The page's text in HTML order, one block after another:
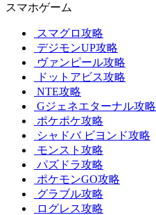
スマホゲーム
スマグロ攻略
デジモンUP攻略
ヴァンピール攻略
ドットアビス攻略
NTE攻略
Gジェネエターナル攻略
ポケポケ攻略
シャドバ ビヨンド攻略
モンスト攻略
パズドラ攻略
ポケモンGO攻略
グラブル攻略
ログレス攻略